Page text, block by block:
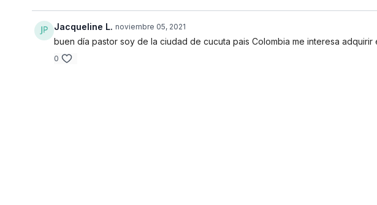
Jacqueline L. noviembre 05, 2021
buen día pastor soy de la ciudad de cucuta pais Colombia me interesa
0